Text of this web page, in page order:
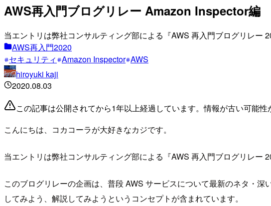
AWS再入門ブログリレー Amazon Inspector編
当エントリは弊社コンサルティング部による『AWS 再入門ブログリレー
AWS再入門2020
セキュリティ Amazon Inspector AWS
hiroyuki kaji
2020.08.03
この記事は公開されてから1年以上経過しています。情報が古い可能性
こんにちは、コカコーラが大好きなカジです。
当エントリは弊社コンサルティング部による『AWS 再入門ブログリレー
このブログリレーの企画は、普段 AWS サービスについて最新のネタ・
してみよう、解説してみようというコンセプトが含まれています。